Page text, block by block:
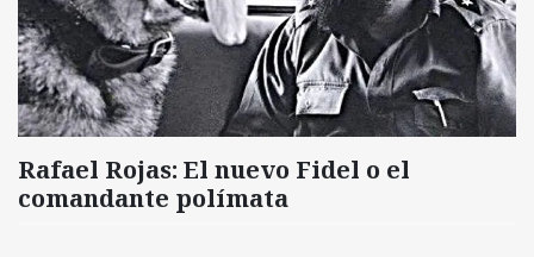
Rafael Rojas: El nuevo Fidel o el
comandante polímata